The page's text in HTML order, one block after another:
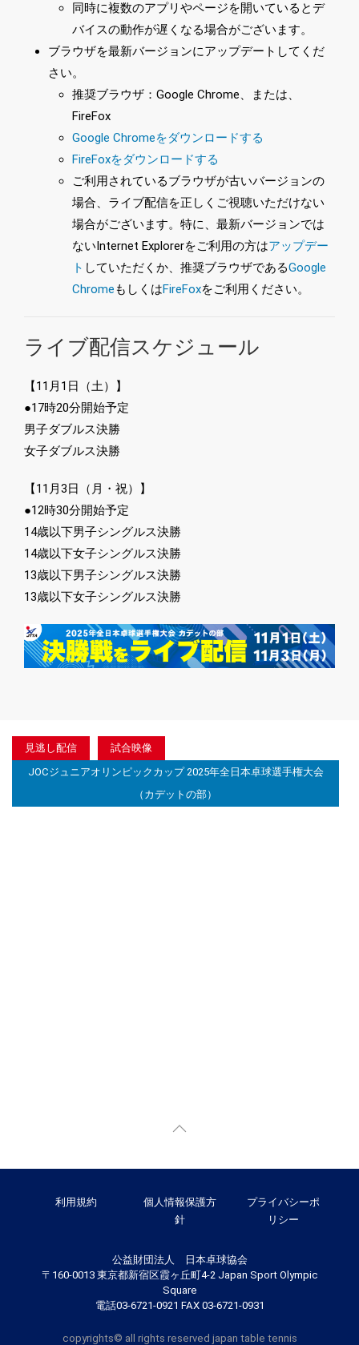
同時に複数のアプリやページを開いているとデ
バイスの動作が遅くなる場合がございます。
ブラウザを最新バージョンにアップデートしてくだ
さい。
推奨ブラウザ：Google Chrome、または、
FireFox
Google Chromeをダウンロードする
FireFoxをダウンロードする
ご利用されているブラウザが古いバージョンの
場合、ライブ配信を正しくご視聴いただけない
場合がございます。特に、最新バージョンでは
ないInternet Explorerをご利用の方はアップデー
ト していただくか、推奨ブラウザであるGoogle
ChromeもしくはFireFoxをご利用ください。
ライブ配信スケジュール
【11月1日（土）】
●17時20分開始予定
男子ダブルス決勝
女子ダブルス決勝
【11月3日（月・祝）】
●12時30分開始予定
14歳以下男子シングルス決勝
14歳以下女子シングルス決勝
13歳以下男子シングルス決勝
13歳以下女子シングルス決勝
見逃し配信
試合映像
JOCジュニアオリンピックカップ 2025年全日本卓球選手権大会
（カデットの部）
利用規約
個人情報保護方
針
プライバシーポ
リシー
公益財団法人 日本卓球協会
〒160-0013 東京都新宿区霞ヶ丘町4-2 Japan Sport Olympic
Square
電話03-6721-0921 FAX 03-6721-0931
copyrights© all rights reserved japan table tennis